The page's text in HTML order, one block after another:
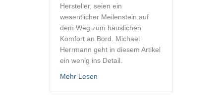
Hersteller, seien ein
wesentlicher Meilenstein auf
dem Weg zum häuslichen
Komfort an Bord. Michael
Herrmann geht in diesem Artikel
ein wenig ins Detail.
Mehr Lesenabout Wechselstromgeneratoren